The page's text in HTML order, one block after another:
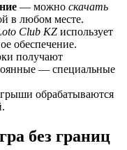
— можно скачать
в любом месте.
Club KZ использует
обеспечение.
получают
— специальные
обрабатываются
без границ